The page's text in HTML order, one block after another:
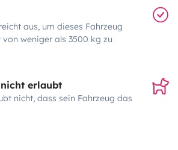
aus, um dieses Fahrzeug
weniger als 3500 kg zu
erlaubt
nicht, dass sein Fahrzeug das